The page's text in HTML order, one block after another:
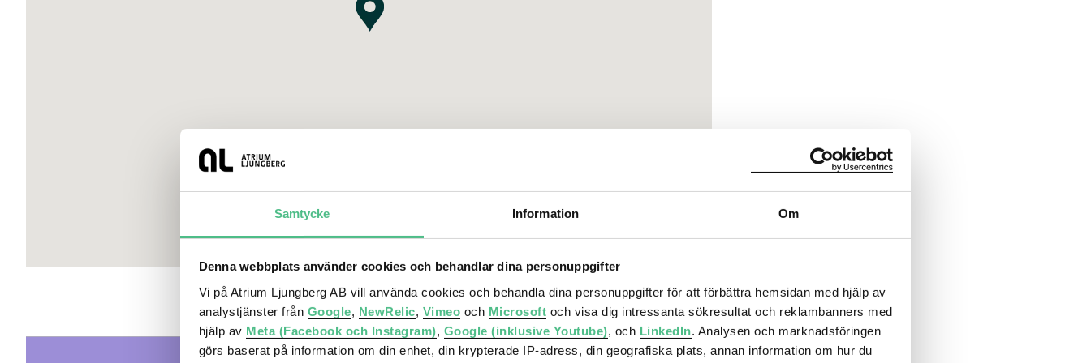
Samtycke Information Om
Denna webbplats använder cookies och behandlar dina personuppgifter
Vi på Atrium Ljungberg AB vill använda cookies och behandla dina personuppgifter för att förbättra hemsidan med hjälp av
analystjänster från Google, NewRelic, Vimeo och Microsoft och visa dig intressanta sökresultat och reklambanners med
hjälp av Meta (Facebook och Instagram), Google (inklusive Youtube), och LinkedIn. Analysen och marknadsföringen
görs baserat på information om din enhet, din krypterade IP-adress, din geografiska plats, annan information om hur du
I köpkvarteret finns ett av Stockholmsområdets största butiks- och serviceutbud
Flera gym, Klätterverket, padelbanor, fotbollscenter och direkt närhet till Nackareservatet, Sickla sjö och
Clarion Collection Hotel Tapetfabriken med 240 rum, restaurang, bar och konferens